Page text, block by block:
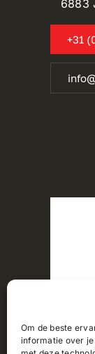
Om de beste
informatie over
6883
+31
2025©